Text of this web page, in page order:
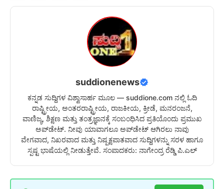
suddionenews
ಕನ್ನಡ ಸುದ್ದಿಗಳ ವಿಶ್ವಾಸಾರ್ಹ ಮೂಲ — suddione.com ನಲ್ಲಿ ಓದಿ
ರಾಷ್ಟ್ರೀಯ, ಅಂತರರಾಷ್ಟ್ರೀಯ, ರಾಜಕೀಯ, ಕ್ರೀಡೆ, ಮನರಂಜನೆ,
ವಾಣಿಜ್ಯ, ಶಿಕ್ಷಣ ಮತ್ತು ತಂತ್ರಜ್ಞಾನಕ್ಕೆ ಸಂಬಂಧಿಸಿದ ಪ್ರತಿಯೊಂದು ಪ್ರಮುಖ
ಅಪ್‌ಡೇಟ್. ನೀವು ಯಾವಾಗಲೂ ಅಪ್‌ಡೇಟ್ ಆಗಿರಲು ನಾವು
ವೇಗವಾದ, ನಿಖರವಾದ ಮತ್ತು ನಿಷ್ಪಕ್ಷಪಾತವಾದ ಸುದ್ದಿಗಳನ್ನು ಸರಳ ಹಾಗೂ
ಸ್ಪಷ್ಟ ಭಾಷೆಯಲ್ಲಿ ನೀಡುತ್ತೇವೆ. ಸಂಪಾದಕರು: ನಾಗೇಂದ್ರ ರೆಡ್ಡಿ ಪಿ.ಎಲ್